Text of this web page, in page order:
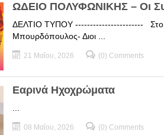
ΩΔΕΙΟ ΠΟΛΥΦΩΝΙΚΗΣ – Οι
ΔΕΛΤΙΟ ΤΥΠΟΥ ----------------------- Στο
Μπουρδόπουλος- Διοι ...
21 Μαΐου, 2026 (0) Comments
Εαρινά Ηχοχρώματα
08 Μαΐου, 2026 (0) Comments